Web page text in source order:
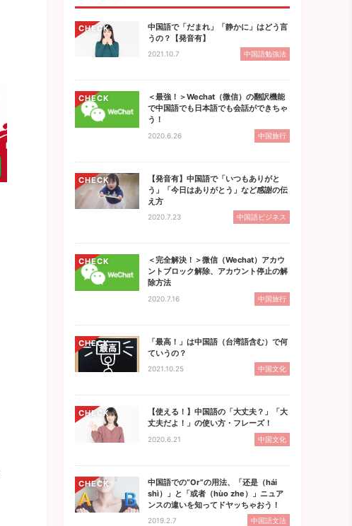
CHECK
中国語で「だまれ」「静かに」はどう言
うの？【発音有】
2021.10.7 中国語勉強法
CHECK
＜最強！＞Wechat（微信）の翻訳機能
で中国語でも日本語でも会話ができちゃ
う！
2020.6.26 中国旅行
CHECK
【発音有】中国語で「いつもありがと
う」「今日はありがとう」など感謝の伝
え方
2020.7.23 中国語ビジネス
CHECK
＜完全解決！＞微信（Wechat）アカウ
ントブロック解除、アカウント停止の解
除方法
2020.7.16 中国旅行
CHECK
「最高！」は中国語（台湾語含む）で何
ていうの？
2021.10.25 中国文化
CHECK
【使える！】中国語の「大丈夫？」「大
丈夫だよ！」の使い方・フレーズ！
2020.6.21 中国文化
CHECK
中国語での“Or”の用法、「还是（hái
shì）」と「或者（hùo zhe）」ニュア
ンスの違いを知ってドヤッちゃおう！
2019.2.7 中国語文法